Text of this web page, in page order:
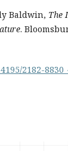
Baldwin, The
.
2182-